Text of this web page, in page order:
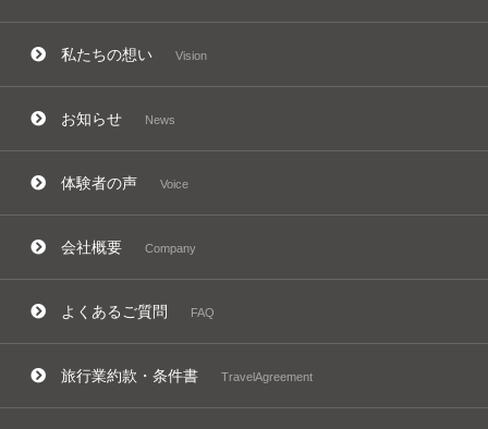
私たちの想い Vision
お知らせ News
体験者の声 Voice
会社概要 Company
よくあるご質問 FAQ
旅行業約款・条件書 TravelAgreement